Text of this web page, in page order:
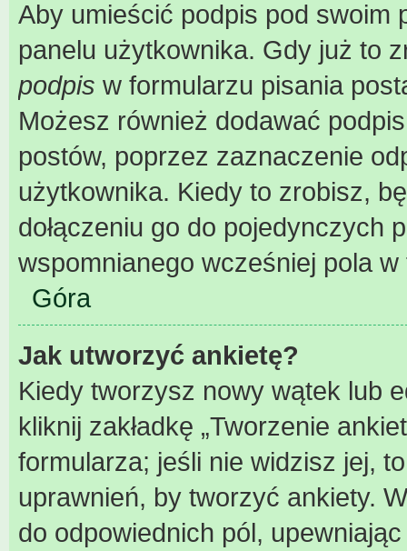
Aby umieścić podpis pod swoim
panelu użytkownika. Gdy już to
podpis w formularzu pisania
Możesz również dodawać
postów, poprzez zaznaczenie
użytkownika. Kiedy to zrobisz,
dołączeniu go do pojedynczych
wspomnianego wcześniej pola
Góra
Jak utworzyć ankietę?
Kiedy tworzysz nowy wątek lub
kliknij zakładkę „Tworzenie
formularza; jeśli nie widzisz jej,
uprawnień, by tworzyć ankiety.
do odpowiednich pól,